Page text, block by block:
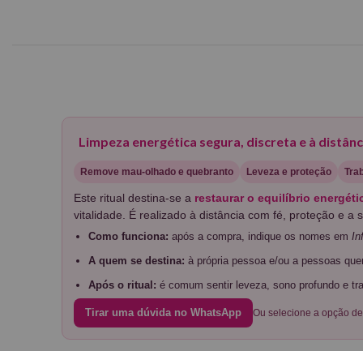
Limpeza energética segura, discreta e à
Remove mau-olhado e quebranto Leveza e proteção
Este ritual destina-se a restaurar o equilíbrio
vitalidade. É realizado à distância com fé, proteção e a
Como funciona: após a compra, indique os nomes em
A quem se destina: à própria pessoa e/ou a pessoas
Após o ritual: é comum sentir leveza, sono profundo e
Tirar uma dúvida no WhatsApp Ou selecione a opção